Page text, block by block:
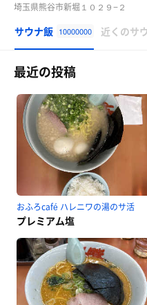
埼玉県熊谷市新堀１０２９−２
サウナ飯 10000000 近くのサ
最近の投稿
おふろcafé ハレニワの湯のサ活
プレミアム塩